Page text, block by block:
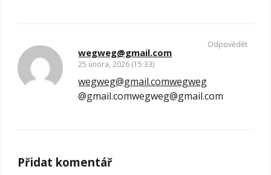
wegweg@gmail.com
25 února, 2026 (15:33)
wegweg@gmail.comwegweg
@gmail.comwegweg@gmail.com
Odpovědět
Přidat komentář